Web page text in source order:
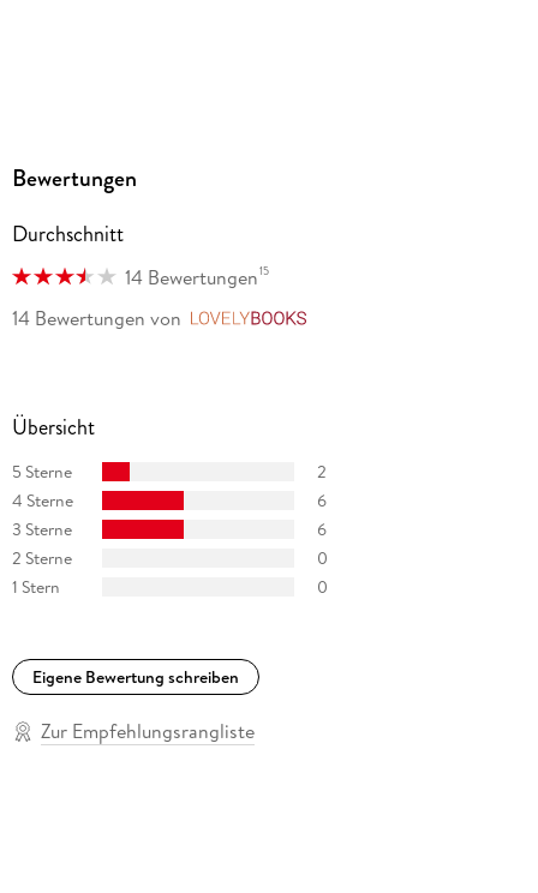
Bewertungen
Durchschnitt
14 Bewertungen15
14 Bewertungen von
Übersicht
5 Sterne
2
4 Sterne
6
3 Sterne
6
2 Sterne
0
1 Stern
0
Eigene Bewertung schreiben
Zur Empfehlungsrangliste